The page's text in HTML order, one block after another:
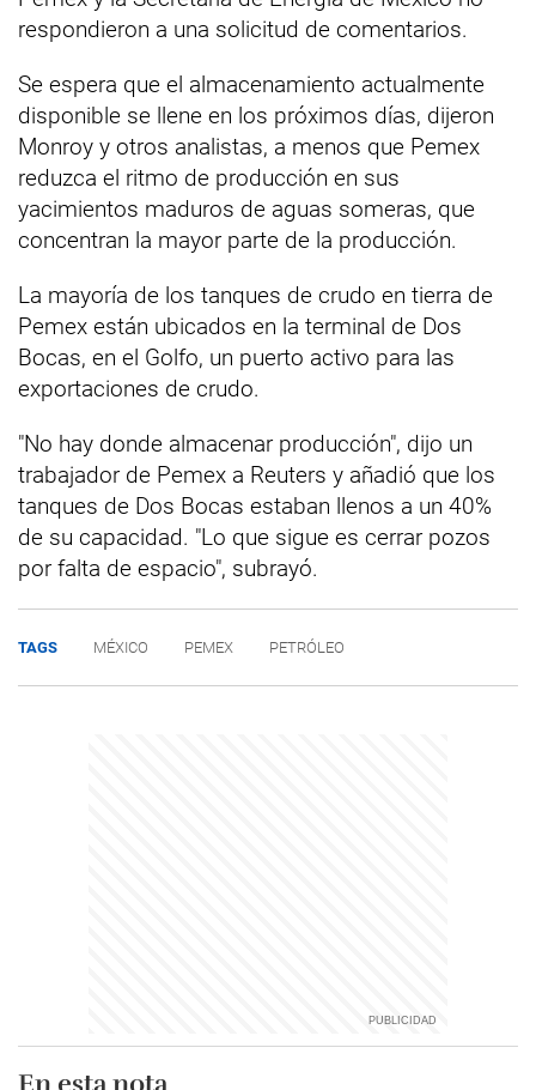
respondieron a una solicitud de comentarios.
Se espera que el almacenamiento actualmente
disponible se llene en los próximos días, dijeron
Monroy y otros analistas, a menos que Pemex
reduzca el ritmo de producción en sus
yacimientos maduros de aguas someras, que
concentran la mayor parte de la producción.
La mayoría de los tanques de crudo en tierra de
Pemex están ubicados en la terminal de Dos
Bocas, en el Golfo, un puerto activo para las
exportaciones de crudo.
"No hay donde almacenar producción", dijo un
trabajador de Pemex a Reuters y añadió que los
tanques de Dos Bocas estaban llenos a un 40%
de su capacidad. "Lo que sigue es cerrar pozos
por falta de espacio", subrayó.
TAGS MÉXICO PEMEX PETRÓLEO
En esta nota